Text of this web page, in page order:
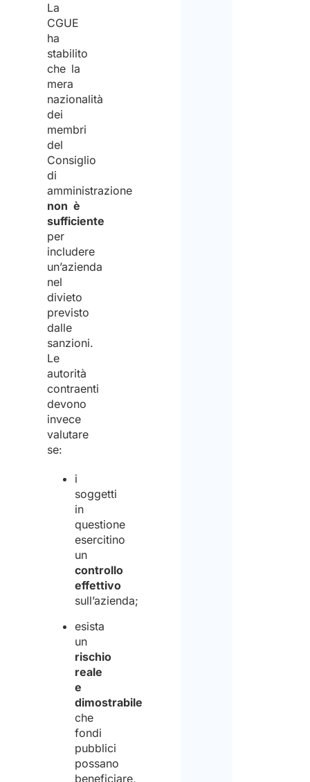
La
CGUE
ha
stabilito
che la
mera
nazionalità
dei
membri
del
Consiglio
di
amministrazione
non è
sufficiente
per
includere
un’azienda
nel
divieto
previsto
dalle
sanzioni.
Le
autorità
contraenti
devono
invece
valutare
se:
i
soggetti
in
questione
esercitino
un
controllo
effettivo
sull’azienda;
esista
un
rischio
reale
e
dimostrabile
che
fondi
pubblici
possano
beneficiare,